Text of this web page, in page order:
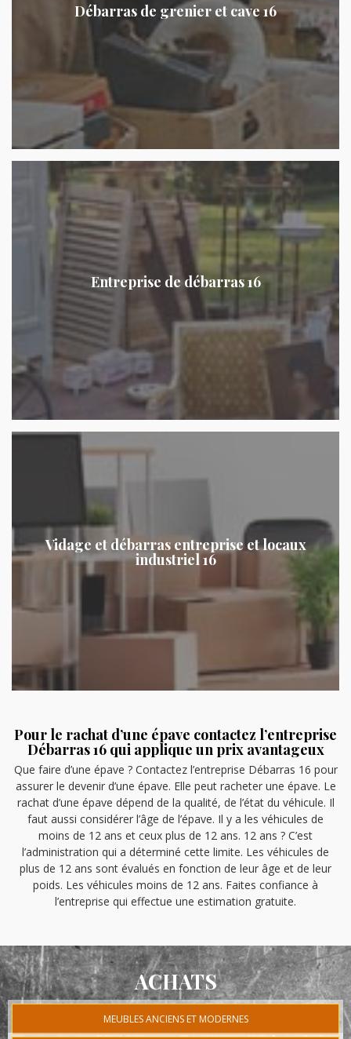
Débarras de grenier et cave 16
Entreprise de débarras 16
Vidage et débarras entreprise et locaux
industriel 16
Pour le rachat d’une épave contactez l’entreprise
Débarras 16 qui applique un prix avantageux
Que faire d’une épave ? Contactez l’entreprise Débarras 16 pour
assurer le devenir d’une épave. Elle peut racheter une épave. Le
rachat d’une épave dépend de la qualité, de l’état du véhicule. Il
faut aussi considérer l’âge de l’épave. Il y a les véhicules de
moins de 12 ans et ceux plus de 12 ans. 12 ans ? C’est
l’administration qui a déterminé cette limite. Les véhicules de
plus de 12 ans sont évalués en fonction de leur âge et de leur
poids. Les véhicules moins de 12 ans. Faites confiance à
l’entreprise qui effectue une estimation gratuite.
ACHATS
MEUBLES ANCIENS ET MODERNES